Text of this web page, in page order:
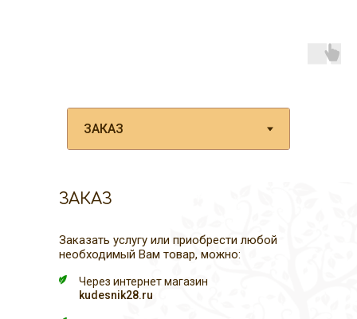
ЗАКАЗ
Через интернет магазин
kudesnik28.ru
Заказать услугу или приобрести любой
необходимый Вам товар, можно: